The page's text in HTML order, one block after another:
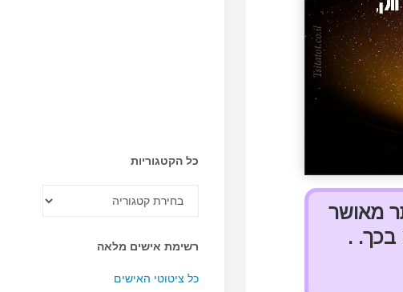
מאושר
בכך. .
כל הקטגוריות
הקטגוריות
רשימת אישים מלאה
כל ציטוטי האישים